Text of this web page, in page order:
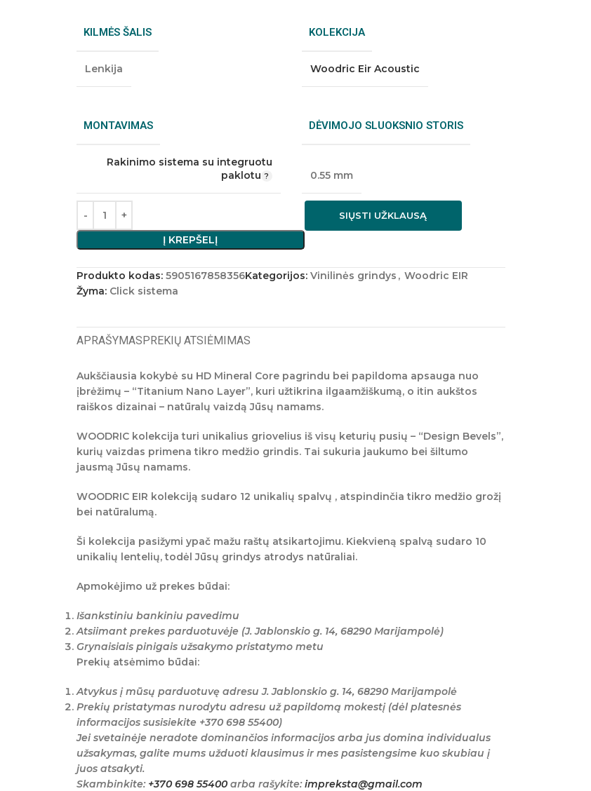
KILMĖS ŠALIS
Lenkija
KOLEKCIJA
Woodric Eir Acoustic
MONTAVIMAS
Rakinimo sistema su integruotu
paklotu
DĖVIMOJO SLUOKSNIO STORIS
0.55 mm
Į KREPŠELĮ
SIŲSTI UŽKLAUSĄ
Produkto kodas: 5905167858356Kategorijos: Vinilinės grindys , Woodric EIR
Žyma: Click sistema
APRAŠYMASPREKIŲ ATSIĖMIMAS
Aukščiausia kokybė su HD Mineral Core pagrindu bei papildoma apsauga nuo
įbrėžimų – “Titanium Nano Layer”, kuri užtikrina ilgaamžiškumą, o itin aukštos
raiškos dizainai – natūralų vaizdą Jūsų namams.
WOODRIC kolekcija turi unikalius griovelius iš visų keturių pusių – “Design Bevels”,
kurių vaizdas primena tikro medžio grindis. Tai sukuria jaukumo bei šiltumo
jausmą Jūsų namams.
WOODRIC EIR kolekciją sudaro 12 unikalių spalvų , atspindinčia tikro medžio grožį
bei natūralumą.
Ši kolekcija pasižymi ypač mažu raštų atsikartojimu. Kiekvieną spalvą sudaro 10
unikalių lentelių, todėl Jūsų grindys atrodys natūraliai.
Apmokėjimo už prekes būdai:
Išankstiniu bankiniu pavedimu
Atsiimant prekes parduotuvėje (J. Jablonskio g. 14, 68290 Marijampolė)
Grynaisiais pinigais užsakymo pristatymo metu
Prekių atsėmimo būdai:
Atvykus į mūsų parduotuvę adresu J. Jablonskio g. 14, 68290 Marijampolė
Prekių pristatymas nurodytu adresu už papildomą mokestį (dėl platesnės
informacijos susisiekite +370 698 55400)
Jei svetainėje neradote dominančios informacijos arba jus domina individualus
užsakymas, galite mums užduoti klausimus ir mes pasistengsime kuo skubiau į
juos atsakyti.
Skambinkite: +370 698 55400arba rašykite:impreksta@gmail.com